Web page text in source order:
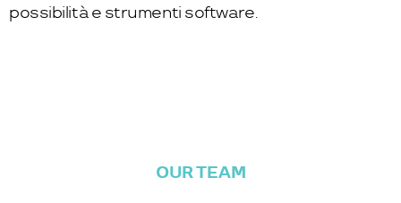
possibilità e strumenti software.
OUR TEAM